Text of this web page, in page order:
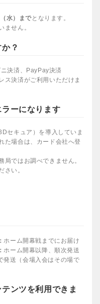
水）までとなります。
ません。
？
決済、PayPay決済
ス決済がご利用いただけま
ーになります
セキュア）を導入していま
た場合は、カード会社へ登
ではお調べできません。
さい。
ホーム開幕戦までにお届け
ホーム開幕以降、順次発送
発送（会場入会はその場で
ンツを利用できま